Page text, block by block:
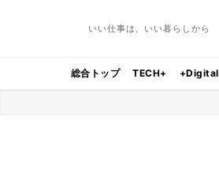
いい仕事は、いい暮らしから
総合トップ TECH+ +Digital